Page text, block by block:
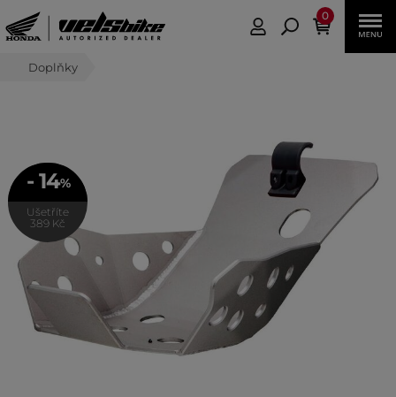
0
Doplňky
- 14%
Ušetříte
389 Kč